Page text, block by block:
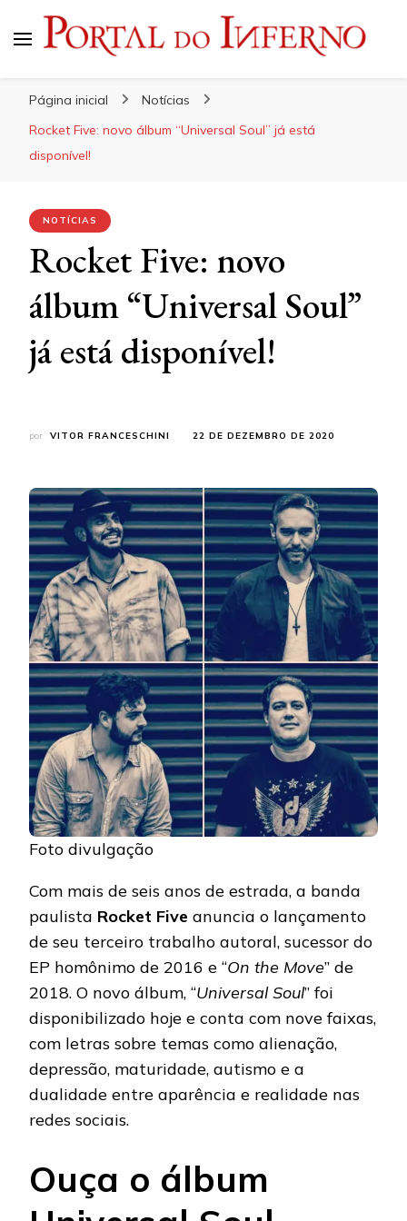
Página inicial
Notícias
Rocket Five: novo álbum “Universal Soul” já está
disponível!
NOTÍCIAS
Rocket Five: novo
álbum “Universal Soul”
já está disponível!
por VITOR FRANCESCHINI 22 DE DEZEMBRO DE 2020
Foto divulgação
Com mais de seis anos de estrada, a banda
paulista Rocket Five anuncia o lançamento
de seu terceiro trabalho autoral, sucessor do
EP homônimo de 2016 e “On the Move” de
2018. O novo álbum, “Universal Soul” foi
disponibilizado hoje e conta com nove faixas,
com letras sobre temas como alienação,
depressão, maturidade, autismo e a
dualidade entre aparência e realidade nas
redes sociais.
Ouça o álbum